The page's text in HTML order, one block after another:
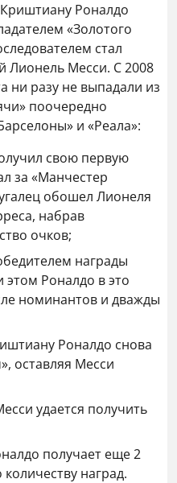
Роналдо
«Золотого
стал
Лионель Месси. С 2008
ни разу не выпадали из
поочередно
и «Реала»:
свою первую
за «Манчестер
обошел Лионеля
набрав
очков;
награды
этом Роналдо в это
номинантов и дважды
Роналдо снова
оставляя Месси
удается получить
получает еще 2
наград.